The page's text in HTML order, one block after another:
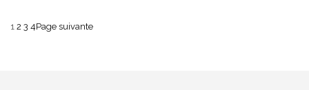
1 2 3 4Page suivante